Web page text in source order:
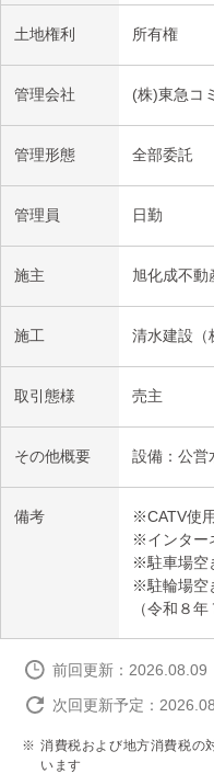
土地権利 所有権
管理会社 (株)東急コ
管理形態 全部委託
管理員 日勤
施主 旭化成不動
施工 清水建設（
取引態様 売主
その他概要 設備：公営
備考
※CATV使
※インター
※駐車場空
※駐輪場空
（令和８年
前回更新：2026.08.09
次回更新予定：
消費税および地方消費税の
います